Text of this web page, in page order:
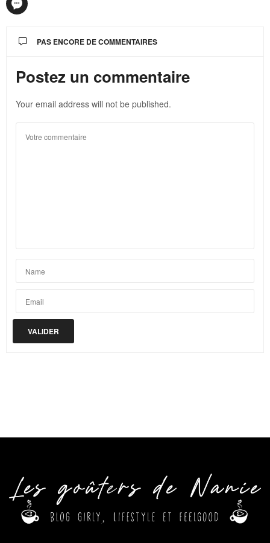
PAS ENCORE DE COMMENTAIRES
Postez un commentaire
Your email address will not be published.